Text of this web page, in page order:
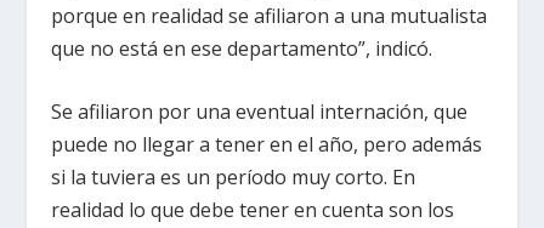
porque en realidad se afiliaron a una mutualista
que no está en ese departamento”, indicó.
Se afiliaron por una eventual internación, que
puede no llegar a tener en el año, pero además
si la tuviera es un período muy corto. En
realidad lo que debe tener en cuenta son los